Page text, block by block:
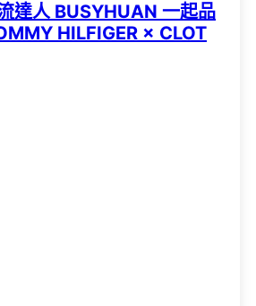
達人 BUSYHUAN 一起品
HILFIGER × CLOT